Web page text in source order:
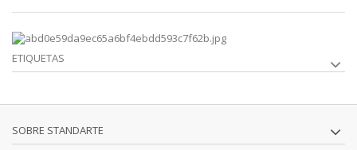
ETIQUETAS
SOBRE STANDARTE